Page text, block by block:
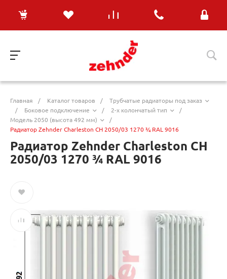
Главная / Каталог товаров /
Трубчатые радиаторы под заказ
/
Боковое подключение / 2-х колончатый тип
/
Модель 2050 (высота 492 мм)
/
Радиатор Zehnder Charleston CH 2050/03 1270 ¾ RAL 9016
Радиатор Zehnder Charleston CH
2050/03 1270 ¾ RAL 9016